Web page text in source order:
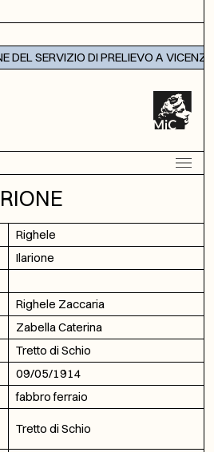
DEL SERVIZIO DI PRELIEVO A VICENZA
Righele
Ilarione
Righele Zaccaria
Zabella Caterina
Tretto di Schio
09/05/1914
fabbro ferraio
Tretto di Schio